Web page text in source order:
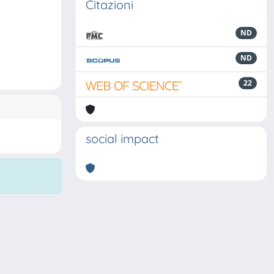
Citazioni
ND
ND
22
social impact